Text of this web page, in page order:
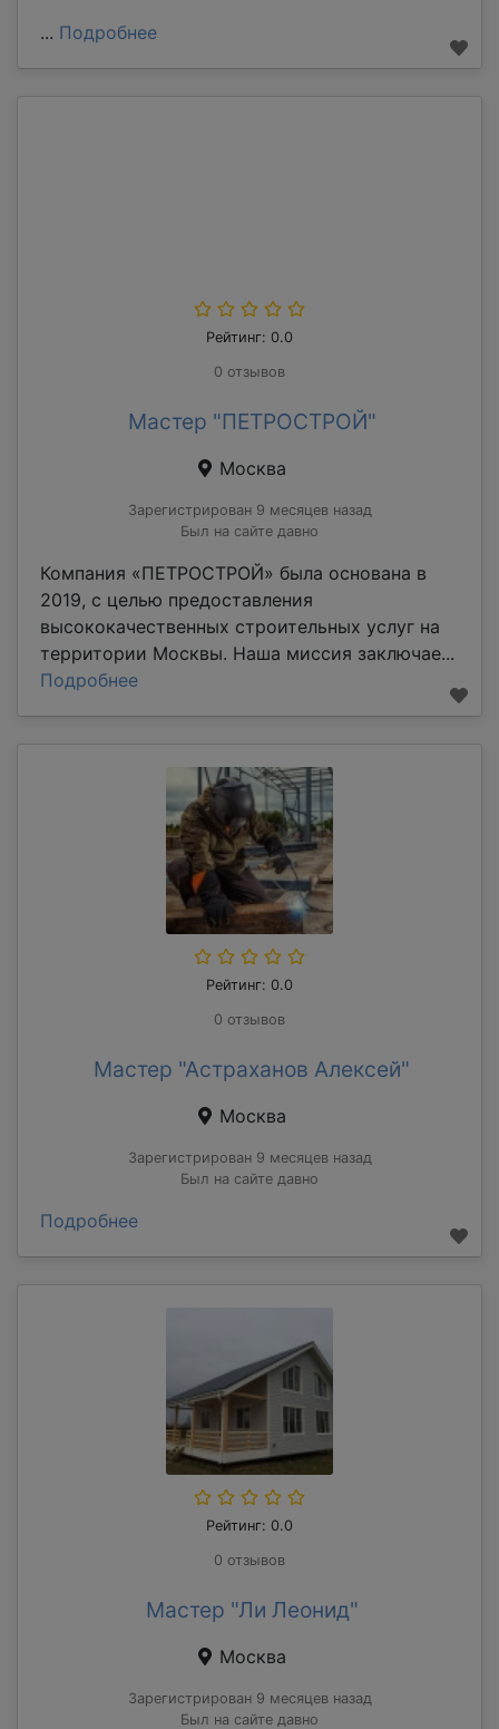
... Подробнее
Рейтинг: 0.0
0 отзывов
Мастер "ПЕТРОСТРОЙ"
Москва
Зарегистрирован 9 месяцев назад
Был на сайте давно
Компания «ПЕТРОСТРОЙ» была основана в
2019, с целью предоставления
высококачественных строительных услуг на
территории Москвы. Наша миссия заключае...
Подробнее
Рейтинг: 0.0
0 отзывов
Мастер "Астраханов Алексей"
Москва
Зарегистрирован 9 месяцев назад
Был на сайте давно
Подробнее
Рейтинг: 0.0
0 отзывов
Мастер "Ли Леонид"
Москва
Зарегистрирован 9 месяцев назад
Был на сайте давно